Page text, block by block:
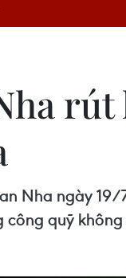
Nha ngày
quỹ